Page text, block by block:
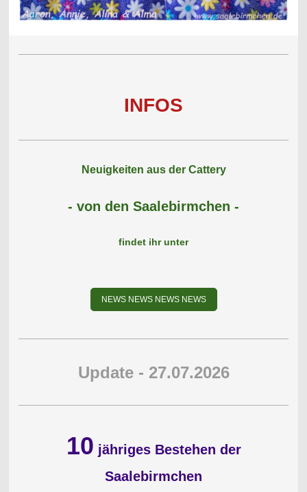
INFOS
Neuigkeiten aus der Cattery
- von den Saalebirmchen -
findet ihr unter
NEWS NEWS NEWS NEWS
Update - 27.07.2026
10 jähriges Bestehen der
Saalebirmchen